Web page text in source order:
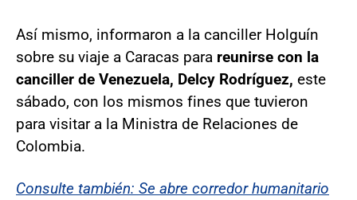
Así mismo, informaron a la canciller Holguín
sobre su viaje a Caracas para reunirse con la
canciller de Venezuela, Delcy Rodríguez, este
sábado, con los mismos fines que tuvieron
para visitar a la Ministra de Relaciones de
Colombia.
Consulte también: Se abre corredor humanitario